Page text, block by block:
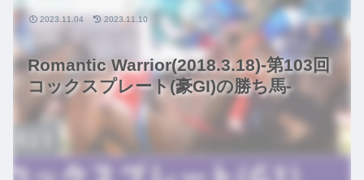
Romantic Warrior(2018.3.18)-第103回
コックスプレート(豪GI)の勝ち馬-
2023.11.04 2023.11.10